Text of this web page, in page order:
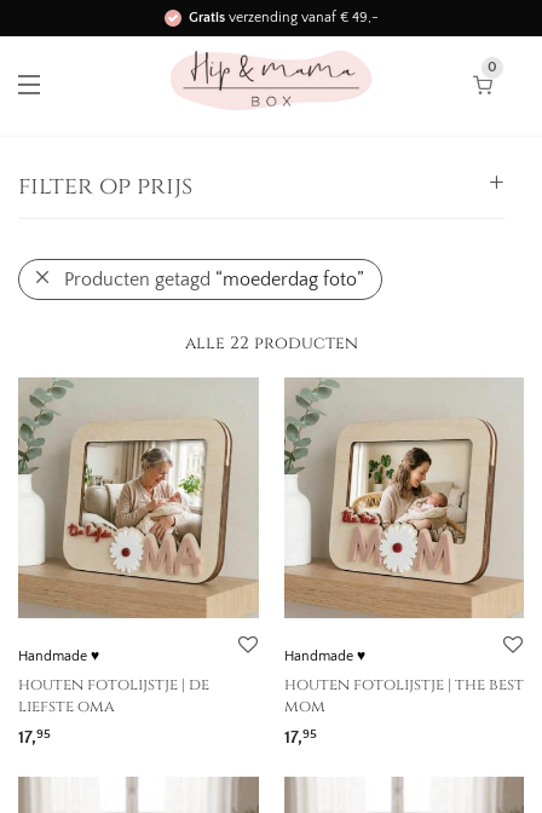
Gratisverzending vanaf € 49,-
Binnen 3 werkdagen in huis!
0
filter op prijs
Alle
0,--25,-
50,--75,-
Producten getagd “moederdag foto”
alle 22 producten
Handmade ♥
houten fotolijstje | de
liefste oma
17,95
Handmade ♥
houten fotolijstje | the best
mom
17,95